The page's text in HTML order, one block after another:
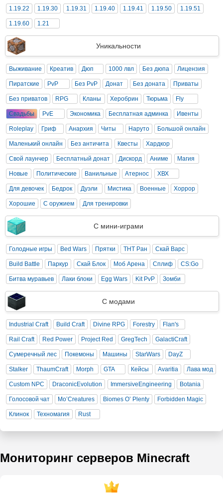
1.19.22 1.19.30 1.19.31 1.19.40 1.19.41 1.19.50 1.19.51
1.19.60 1.21
Уникальности
Выживание Креатив Дюп 1000 лвл Без дюпа Лицензия
Пиратские PvP Без PvP Донат Без доната Приваты
Без приватов RPG Кланы Херобрин Тюрьма Fly
Свадьбы PvE Экономика Бесплатная админка Ивенты
Roleplay Гриф Анархия Читы Наруто Большой онлайн
Маленький онлайн Без античита Квесты Хардкор
Свой лаунчер Бесплатный донат Дискорд Аниме Магия
Новые Политические Ванильные Атернос ХВХ
Для девочек Бедрок Дуэли Мистика Военные Хоррор
Хорошие С оружием Для тренировки
С мини-играми
Голодные игры Bed Wars Прятки ТНТ Ран Скай Варс
Build Battle Паркур Скай Блок Моб Арена Сплиф CS:Go
Битва муравьев Лаки блоки Egg Wars Kit PvP Зомби
С модами
Industrial Craft Build Craft Divine RPG Forestry Flan's
Rail Craft Red Power Project Red GregTech GalactiCraft
Сумеречный лес Покемоны Машины StarWars DayZ
Stalker ThaumCraft Morph GTA Кейсы Avaritia Лава мод
Custom NPC DraconicEvolution ImmersiveEngineering Botania
Голосовой чат Mo’Creatures Biomes O’ Plenty Forbidden Magic
Клинок Техномагия Rust
Мониторинг серверов Minecraft